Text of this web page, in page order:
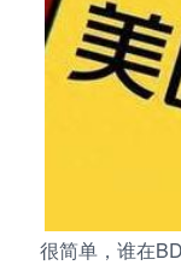
很简单，谁在